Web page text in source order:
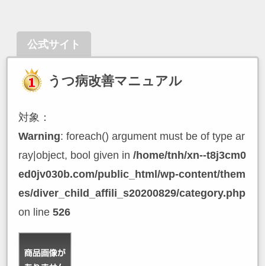
公式サイト
うつ病改善マニュアル
対象：
Warning: foreach() argument must be of type ar
ray|object, bool given in /home/tnh/xn--t8j3cm0
ed0jv030b.com/public_html/wp-content/them
es/diver_child_affili_s20200829/category.php
on line 526